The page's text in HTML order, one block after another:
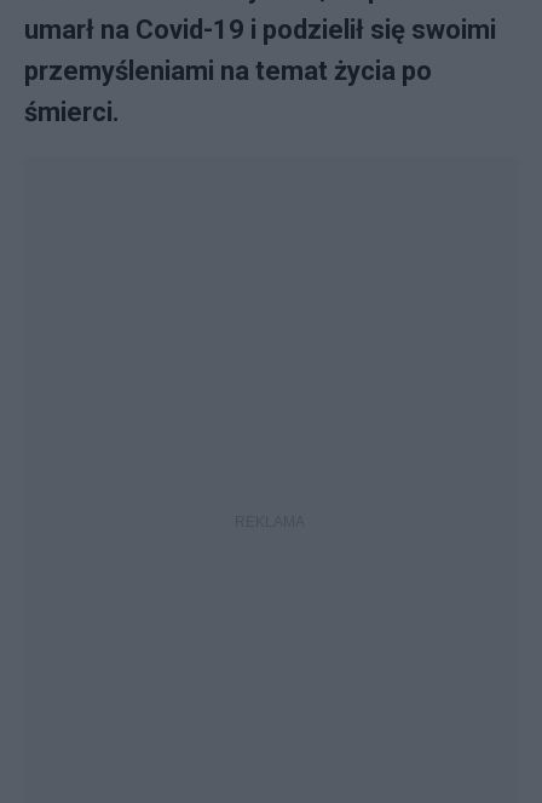
umarł na Covid-19 i podzielił się swoimi
przemyśleniami na temat życia po
śmierci.